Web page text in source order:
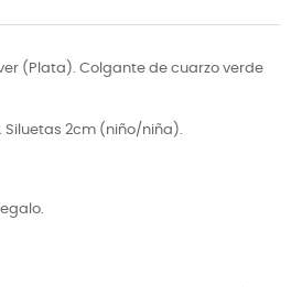
(Plata). Colgante de cuarzo verde
Siluetas 2cm (niño/niña).